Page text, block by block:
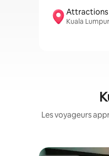
Attractions
Kuala
Les voyageurs